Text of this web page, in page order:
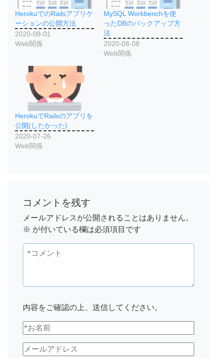
HerokuでのRailsアプリケ
ーションの公開方法
2020-08-01
Web関係
MySQL Workbenchを使
ったDBのバックアップ方
法
2020-08-08
Web関係
HerokuでRailsのアプリを
公開(したかった)
2020-07-26
Web関係
コメントを残す
メールアドレスが公開されることはありません。
※ が付いている欄は必須項目です
内容をご確認の上、送信してください。